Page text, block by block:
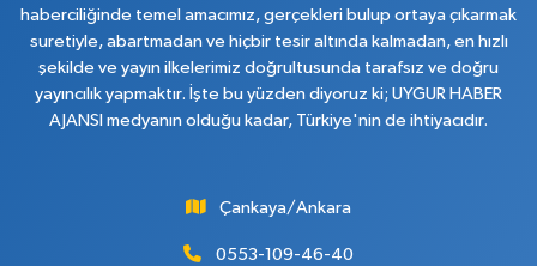
haberciliğinde temel amacımız, gerçekleri bulup ortaya çıkarmak
suretiyle, abartmadan ve hiçbir tesir altında kalmadan, en hızlı
şekilde ve yayın ilkelerimiz doğrultusunda tarafsız ve doğru
yayıncılık yapmaktır. İşte bu yüzden diyoruz ki; UYGUR HABER
AJANSI medyanın olduğu kadar, Türkiye'nin de ihtiyacıdır.
Çankaya/Ankara
0553-109-46-40